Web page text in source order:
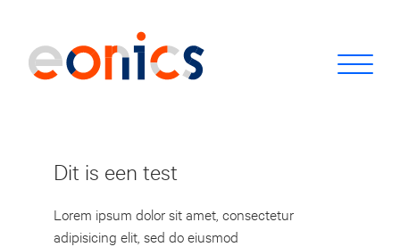
Dit is een test
Lorem ipsum dolor sit amet, consectetur
adipisicing elit, sed do eiusmod